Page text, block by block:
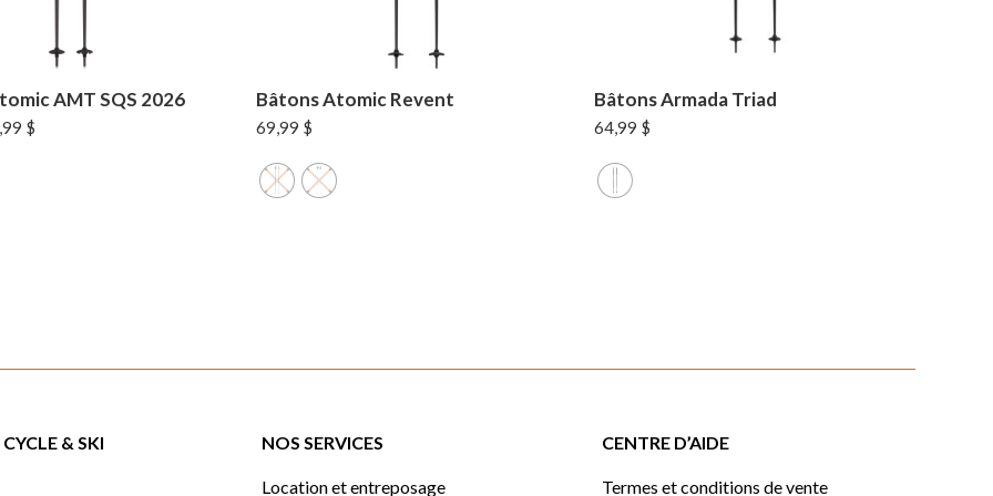
AMT SQS 2026
$Le
Bâtons Atomic Revent
69,99 $
Bâtons Armada Triad
64,99 $
& SKI NOS SERVICES
Location et entreposage
CENTRE D’AIDE
Termes et conditions de vente